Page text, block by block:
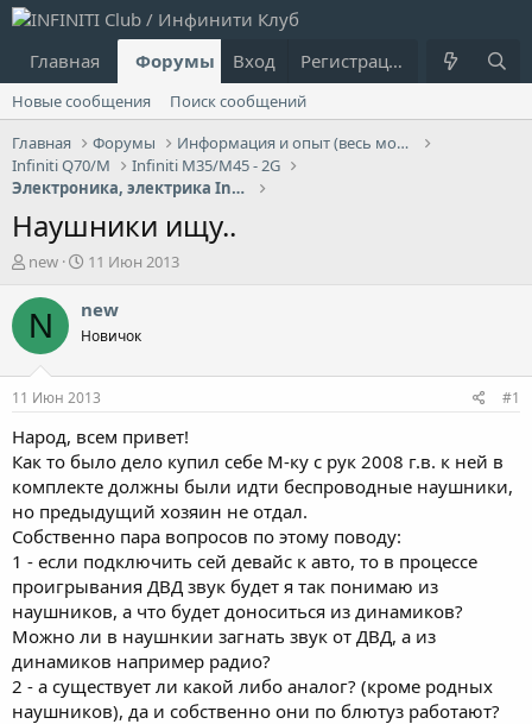
Главная Форумы Что нового?
Вход Регистрация
Новые сообщения
Поиск сообщений
Главная
Форумы
Информация и опыт (весь модельный ряд Infiniti)
Infiniti Q70/M
Infiniti M35/M45 - 2G
Электроника, электрика Infiniti M35/M45
Наушники ищу..
А
т
о
р
е
м
ы
new
Д
т
н
ч
а
л
11 Июн 2013
N new
Новичок
11 Июн 2013 #1
Народ, всем привет!
Как то было дело купил себе М-ку с рук 2008 г.в. к ней в
комплекте должны были идти беспроводные наушники,
но предыдущий хозяин не отдал.
Собственно пара вопросов по этому поводу:
1 - если подключить сей девайс к авто, то в процессе
проигрывания ДВД звук будет я так понимаю из
наушников, а что будет доноситься из динамиков?
Можно ли в наушнкии загнать звук от ДВД, а из
динамиков например радио?
2 - а существует ли какой либо аналог? (кроме родных
наушников), да и собственно они по блютуз работают?